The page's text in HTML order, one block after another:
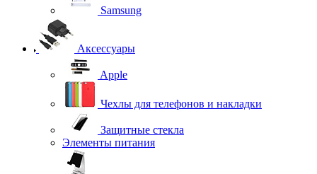
Samsung
Аксессуары
Apple
Чехлы для телефонов и накладки
Защитные стекла
Элементы питания